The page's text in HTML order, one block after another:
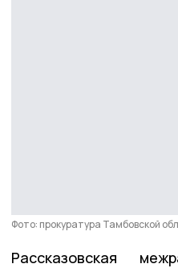
Фото: прокуратура Тамбовской
Рассказовская